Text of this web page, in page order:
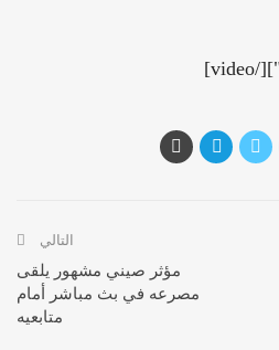
التالي
مؤثر صيني مشهور يلقى
مصرعه في بث مباشر أمام
متابعيه